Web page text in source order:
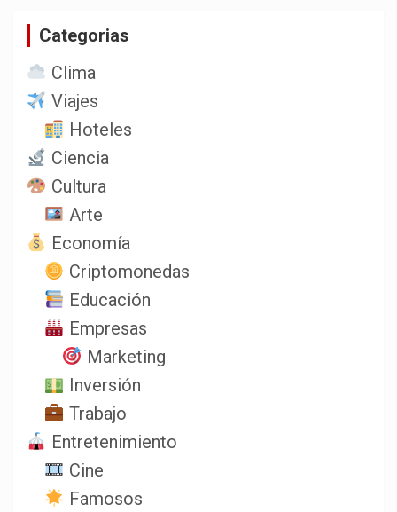
Categorias
Clima
Viajes
Hoteles
Ciencia
Cultura
Arte
Economía
Criptomonedas
Educación
Empresas
Marketing
Inversión
Trabajo
Entretenimiento
Cine
Famosos